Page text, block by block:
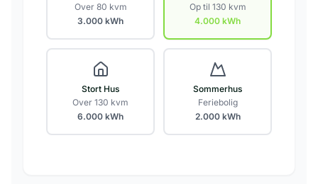
Over 80 kvm
3.000 kWh
Op til 130 kvm
4.000 kWh
Stort Hus
Over 130 kvm
6.000 kWh
Sommerhus
Feriebolig
2.000kWh